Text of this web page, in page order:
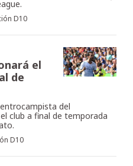
D10
el
de
del
club a final de temporada
D10